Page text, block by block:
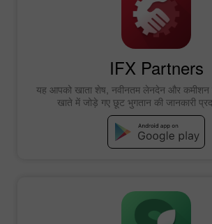
IFX Partners
यह आपको खाता शेष, नवीनतम लेनदेन और
खाते में जोड़े गए छूट भुगतान की जानकारी